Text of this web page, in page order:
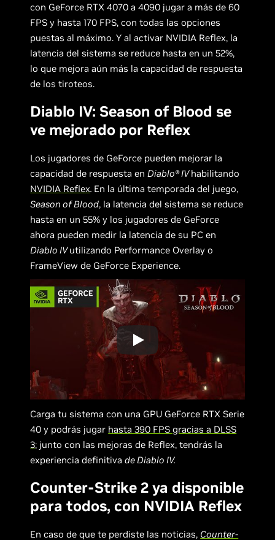
con GeForce RTX 4070 a 4090 jugar a más de 60
FPS y hasta 170 FPS, con todas las opciones
puestas al máximo. Y al activar NVIDIA Reflex, la
latencia del sistema se reduce hasta en un 52%,
lo que mejora aún más la capacidad de respuesta
de los tiroteos.
Diablo IV: Season of Blood se
ve mejorado por Reflex
Los jugadores de GeForce pueden mejorar la
capacidad de respuesta en Diablo® IVhabilitando
NVIDIA Reflex. En la última temporada del juego,
Season of Blood, la latencia del sistema se reduce
hasta en un 55% y los jugadores de GeForce
ahora pueden medir la latencia de su PC en
Diablo IVutilizando Performance Overlay o
FrameView de GeForce Experience.
Carga tu sistema con una GPU GeForce RTX Serie
40 y podrás jugar hasta 390 FPS gracias a DLSS
3; junto con las mejoras de Reflex, tendrás la
experiencia definitivade Diablo IV.
Counter-Strike 2 ya disponible
para todos, con NVIDIA Reflex
En caso de que te perdiste las noticias, Counter-